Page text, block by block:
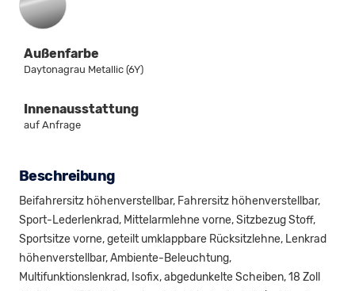
Außenfarbe
Daytonagrau Metallic (6Y)
Innenausstattung
auf Anfrage
Beschreibung
Beifahrersitz höhenverstellbar, Fahrersitz höhenverstellbar,
Sport-Lederlenkrad, Mittelarmlehne vorne, Sitzbezug Stoff,
Sportsitze vorne, geteilt umklappbare Rücksitzlehne, Lenkrad
höhenverstellbar, Ambiente-Beleuchtung,
Multifunktionslenkrad, Isofix, abgedunkelte Scheiben, 18 Zoll